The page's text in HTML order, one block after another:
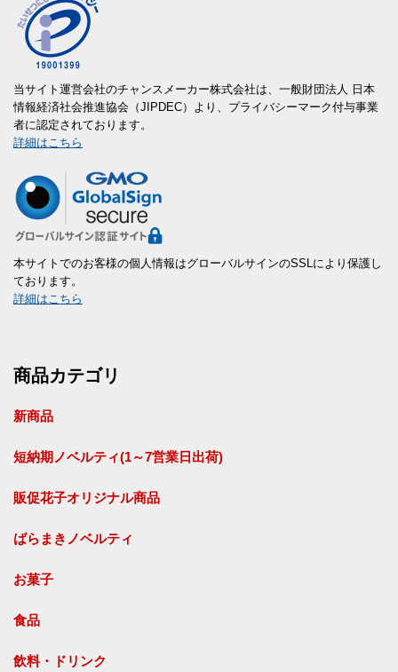
当サイト運営会社のチャンスメーカー株式会社は、一般財団法人 日本
情報経済社会推進協会（JIPDEC）より、プライバシーマーク付与事業
者に認定されております。
詳細はこちら
本サイトでのお客様の個人情報はグローバルサインのSSLにより保護し
ております。
詳細はこちら
商品カテゴリ
新商品
短納期ノベルティ(1～7営業日出荷)
販促花子オリジナル商品
ばらまきノベルティ
お菓子
食品
飲料・ドリンク